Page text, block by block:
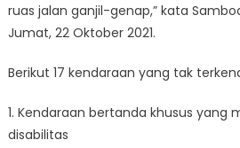
ruas jalan ganjil-genap,” kata
Jumat, 22 Oktober 2021.
Berikut 17 kendaraan yang tak
1. Kendaraan bertanda khusus yang
disabilitas